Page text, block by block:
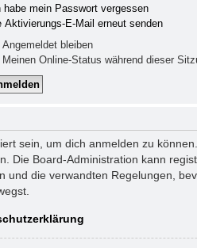
habe mein Passwort vergessen
Aktivierungs-E-Mail erneut senden
Angemeldet bleiben
Meinen Online-Status während dieser
sein, um dich anmelden zu
Die Board-Administration kann
und die verwandten Regelungen,